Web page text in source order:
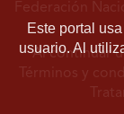
Este portal
usuario. Al
Federación
Al continuar
Términos y